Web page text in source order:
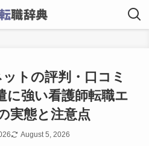
トの評判・口コミ
に強い看護師転職エ
実態と注意点
August 5, 2026